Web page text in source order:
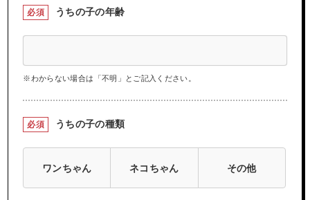
必須 うちの子の年齢
※わからない場合は「不明」とご記入ください。
必須 うちの子の種類
ワンちゃん ネコちゃん その他